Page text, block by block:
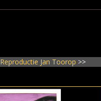
Reproductie Jan Toorop >>